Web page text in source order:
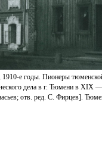
е годы. Пионеры
дела в г. Тюмени в XIX
отв. ред. С. Фирцев].